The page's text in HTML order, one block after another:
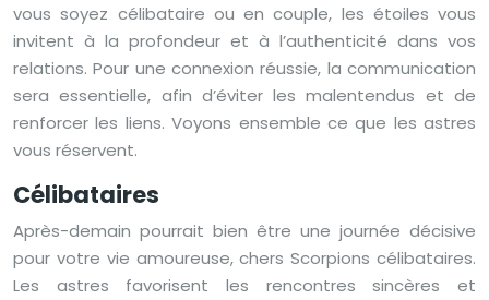
vous soyez célibataire ou en couple, les étoiles vous
invitent à la profondeur et à l’authenticité dans vos
relations. Pour une connexion réussie, la communication
sera essentielle, afin d’éviter les malentendus et de
renforcer les liens. Voyons ensemble ce que les astres
vous réservent.
Célibataires
Après-demain pourrait bien être une journée décisive
pour votre vie amoureuse, chers Scorpions célibataires.
Les astres favorisent les rencontres sincères et